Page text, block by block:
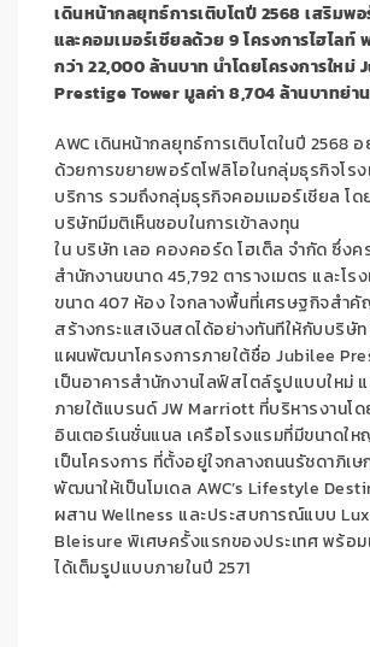
เดินหน้ากลยุทธ์การเติบโตปี2568 เสริมพ
และคอมเมอร์เชียลด้วย 9 โครงการไฮไลท์
กว่า 22,000 ล้านบาท นำโดยโครงการใหม่
Prestige Tower มูลค่า 8,704 ล้านบาทย่า
AWC เดินหน้ากลยุทธ์การเติบโตในปี 2568
ด้วยการขยายพอร์ตโฟลิโอในกลุ่มธุรกิจโรง
บริการ รวมถึงกลุ่มธุรกิจคอมเมอร์เชียล โ
บริษัทมีมติเห็นชอบในการเข้าลงทุน
ใน บริษัท เลอ คองคอร์ด โฮเต็ล จำกัด ซึ่ง
สำนักงานขนาด 45,792 ตารางเมตร และโร
ขนาด 407 ห้อง ใจกลางพื้นที่เศรษฐกิจสำคั
สร้างกระแสเงินสดได้อย่างทันทีให้กับบริษัท
แผนพัฒนาโครงการภายใต้ชื่อ Jubilee
เป็นอาคารสำนักงานไลฟ์สไตล์รูปแบบใหม่
ภายใต้แบรนด์ JW Marriott ที่บริหารงานโ
อินเตอร์เนชั่นแนล เครือโรงแรมที่มีขนาดใ
เป็นโครงการ ที่ตั้งอยู่ใจกลางถนนรัชดาภิเ
พัฒนาให้เป็นโมเดล AWC’s Lifestyle
ผสาน Wellness และประสบการณ์แบบ
Bleisure พิเศษครั้งแรกของประเทศ พร้อม
ได้เต็มรูปแบบภายในปี 2571